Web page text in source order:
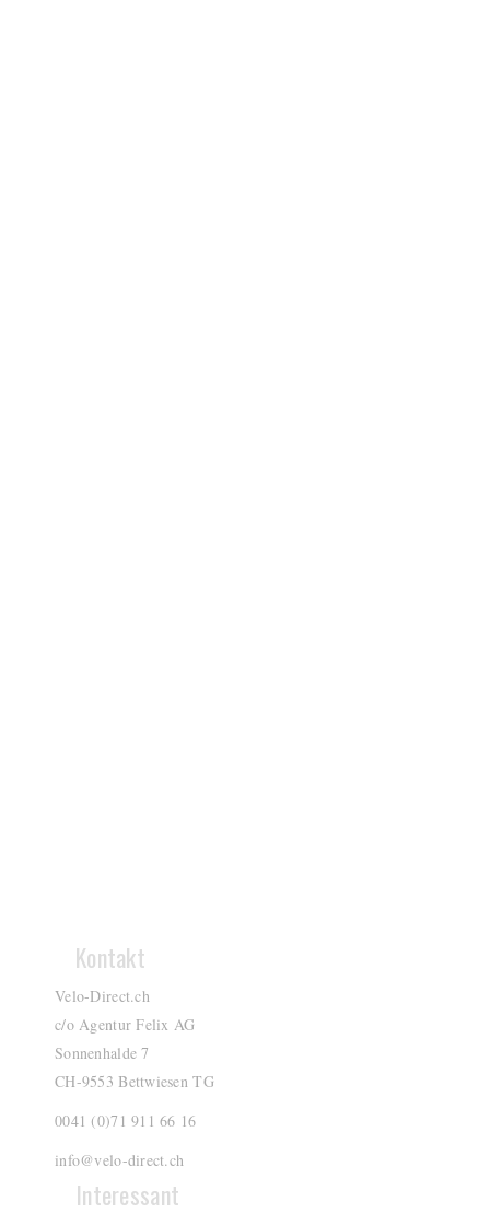
Kontakt
Velo-Direct.ch
c/o Agentur Felix AG
Sonnenhalde 7
CH-9553 Bettwiesen TG
0041 (0)71 911 66 16
info@velo-direct.ch
Interessant